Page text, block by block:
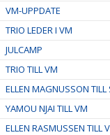
VM-UPPDATE
TRIO LEDER I VM
JULCAMP
TRIO TILL VM
ELLEN MAGNUSSON TILL
YAMOU NJAI TILL VM
ELLEN RASMUSSEN TILL